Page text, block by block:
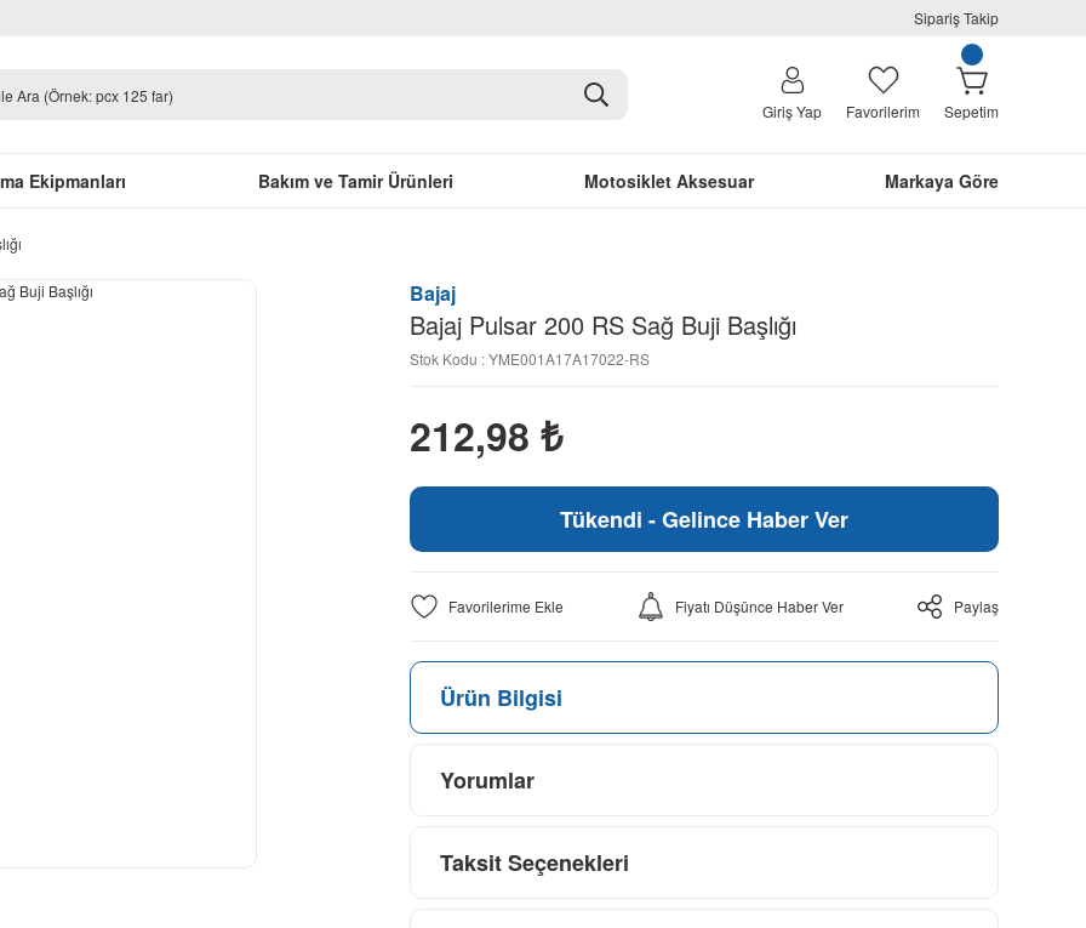
Sipariş Takip
Giriş Yap Favorilerim Sepetim
Ekipmanları Bakım ve Tamir Ürünleri Motosiklet Aksesuar Markaya Göre
Bajaj
Bajaj Pulsar 200 RS Sağ Buji Başlığı
Stok Kodu : YME001A17A17022-RS
212,98 ₺
Tükendi - Gelince Haber Ver
Fiyatı Düşünce Haber Ver Paylaş
Ürün Bilgisi
Yorumlar
Taksit Seçenekleri